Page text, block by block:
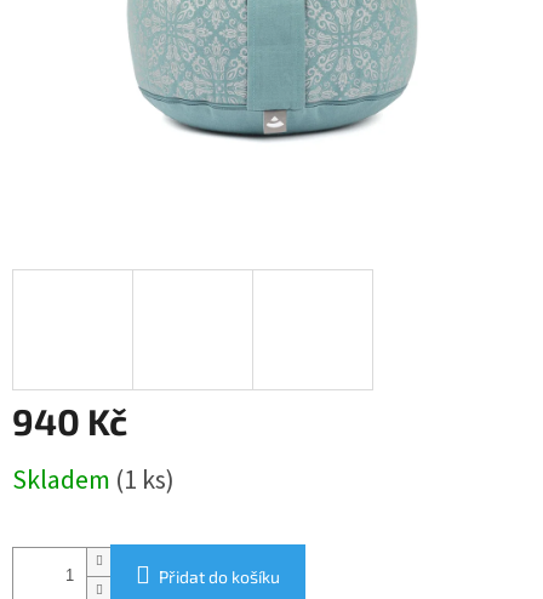
940 Kč
cena:
Skladem (1 ks)
Přidat do košíku